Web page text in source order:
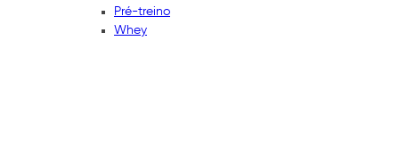
Pré-treino
Whey